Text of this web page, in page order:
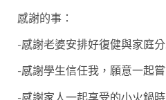
感謝的事：
-感謝老婆安排好復健與家庭
-感謝學生信任我，願意一起